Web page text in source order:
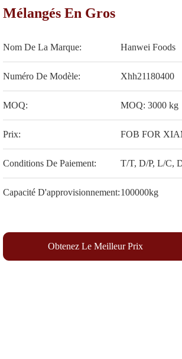
Mélangés En Gros
Nom De La Marque: Hanwei Foods
Numéro De Modèle: Xhh21180400
MOQ: MOQ: 3000 kg
Prix: FOB FOR
Conditions De Paiement: T/T, D/P, L/C,
Capacité D'approvisionnement:100000kg
Obtenez Le Meilleur Prix